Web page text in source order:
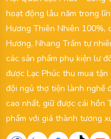
hoạt động lâu năm trong
Hương Thiên Nhiên 100%,
Hương, Nhang Trầm tự
các sản phẩm phụ kiện lư
được Lạc Phúc thu mua
đội ngủ thợ tiện lành nghề
cao nhất, giữ được cái hồn
phẩm với giá thành tương